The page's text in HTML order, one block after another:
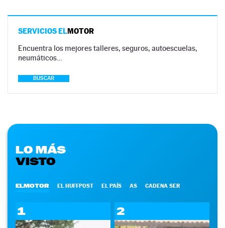
SERVICIOS ELMOTOR
Encuentra los mejores talleres, seguros, autoescuelas,
neumáticos…
BUSCAR
LO MÁS
VISTO
ELMOTOR EL HUFFPOST EL PAÍS AS CADENA SER
1 2